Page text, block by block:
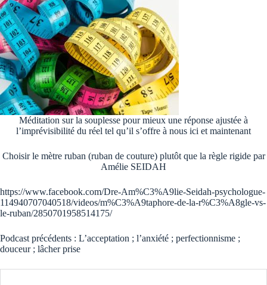
Méditation sur la souplesse pour mieux une réponse ajustée à
l’imprévisibilité du réel tel qu’il s’offre à nous ici et maintenant
Choisir le mètre ruban (ruban de couture) plutôt que la règle rigidepar
Amélie SEIDAH
https://www.facebook.com/Dre-Am%C3%A9lie-Seidah-psychologue-
114940707040518/videos/m%C3%A9taphore-de-la-r%C3%A8gle-vs-
le-ruban/2850701958514175/
Podcast précédents : L’acceptation ; l’anxiété ; perfectionnisme ;
douceur; lâcher prise